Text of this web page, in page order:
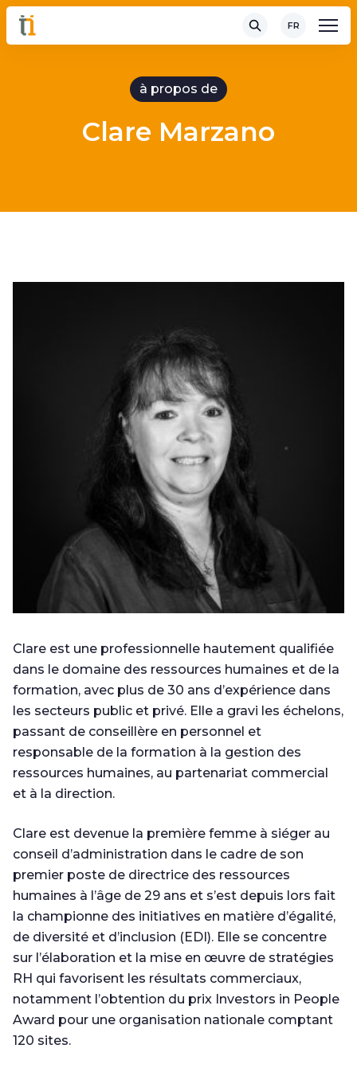
FR
à propos de
Clare Marzano
Clare est une professionnelle hautement qualifiée
dans le domaine des ressources humaines et de la
formation, avec plus de 30 ans d’expérience dans
les secteurs public et privé. Elle a gravi les échelons,
passant de conseillère en personnel et
responsable de la formation à la gestion des
ressources humaines, au partenariat commercial
et à la direction.
Clare est devenue la première femme à siéger au
conseil d’administration dans le cadre de son
premier poste de directrice des ressources
humaines à l’âge de 29 ans et s’est depuis lors fait
la championne des initiatives en matière d’égalité,
de diversité et d’inclusion (EDI). Elle se concentre
sur l’élaboration et la mise en œuvre de stratégies
RH qui favorisent les résultats commerciaux,
notamment l’obtention du prix Investors in People
Award pour une organisation nationale comptant
120 sites.